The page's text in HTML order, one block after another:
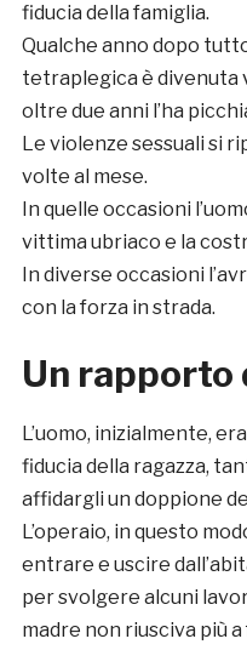
fiducia della famiglia.
Qualche anno dopo
tetraplegica è divenuta
oltre due anni l’ha
Le violenze sessuali si
volte al mese.
In quelle occasioni
vittima ubriaco e la
In diverse occasioni
con la forza in strada.
Un rapporto
L’uomo, inizialmente,
fiducia della ragazza,
affidargli un doppione
L’operaio, in questo
entrare e uscire
per svolgere alcuni
madre non riusciva più a